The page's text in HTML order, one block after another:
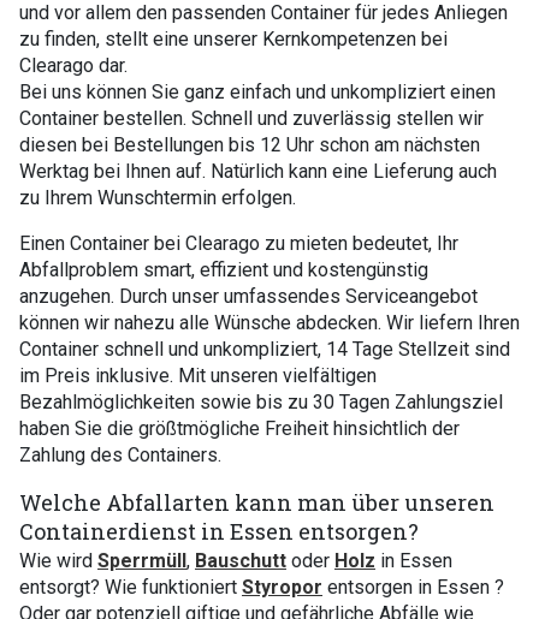
und vor allem den passenden Container für jedes Anliegen
zu finden, stellt eine unserer Kernkompetenzen bei
Clearago dar.
Bei uns können Sie ganz einfach und unkompliziert einen
Container bestellen. Schnell und zuverlässig stellen wir
diesen bei Bestellungen bis 12 Uhr schon am nächsten
Werktag bei Ihnen auf. Natürlich kann eine Lieferung auch
zu Ihrem Wunschtermin erfolgen.
Einen Container bei Clearago zu mieten bedeutet, Ihr
Abfallproblem smart, effizient und kostengünstig
anzugehen. Durch unser umfassendes Serviceangebot
können wir nahezu alle Wünsche abdecken. Wir liefern Ihren
Container schnell und unkompliziert, 14 Tage Stellzeit sind
im Preis inklusive. Mit unseren vielfältigen
Bezahlmöglichkeiten sowie bis zu 30 Tagen Zahlungsziel
haben Sie die größtmögliche Freiheit hinsichtlich der
Zahlung des Containers.
Welche Abfallarten kann man über unseren
Containerdienst in Essen entsorgen?
Wie wird Sperrmüll , Bauschutt oder Holz in Essen
entsorgt? Wie funktioniert Styropor entsorgen in Essen ?
Oder gar potenziell giftige und gefährliche Abfälle wie